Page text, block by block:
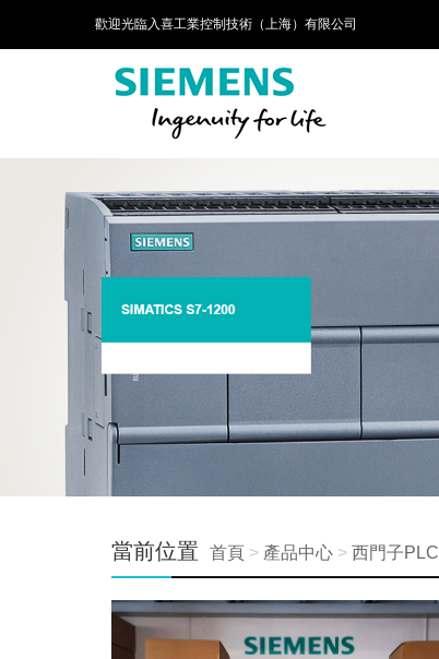
歡迎光臨入喜工業控制技術（上海）有限公司
當前位置 首頁 > 產品中心 > 西門子PLC